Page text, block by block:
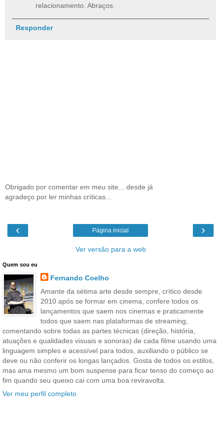
relacionamento. Abraços.
Responder
Obrigado por comentar em meu site... desde já
agradeço por ler minhas críticas...
‹ ›
Página inicial
Ver versão para a web
Quem sou eu
Fernando Coelho
Amante da sétima arte desde sempre, crítico desde
2010 após se formar em cinema, confere todos os
lançamentos que saem nos cinemas e praticamente
todos que saem nas plataformas de streaming,
comentando sobre todas as partes técnicas (direção, história,
atuações e qualidades visuais e sonoras) de cada filme usando uma
linguagem simples e acessível para todos, auxiliando o público se
deve ou não conferir os longas lançados. Gosta de todos os estilos,
mas ama mesmo um bom suspense para ficar tenso do começo ao
fim quando seu queixo cai com uma boa reviravolta.
Ver meu perfil completo